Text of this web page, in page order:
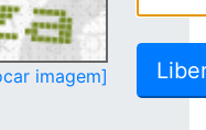
imagem]